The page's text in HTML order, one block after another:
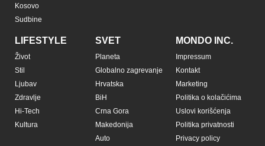
Kosovo
Sudbine
LIFESTYLE
Život
Stil
Ljubav
Zdravlje
Hi-Tech
Kultura
SVET
Planeta
Globalno zagrevanje
Hrvatska
BiH
Crna Gora
Makedonija
Auto
MONDO INC.
Impressum
Kontakt
Marketing
Politika o kolačićima
Uslovi korišćenja
Politika privatnosti
Privacy policy